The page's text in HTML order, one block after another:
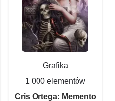
Grafika
1 000 elementów
Cris Ortega: Memento